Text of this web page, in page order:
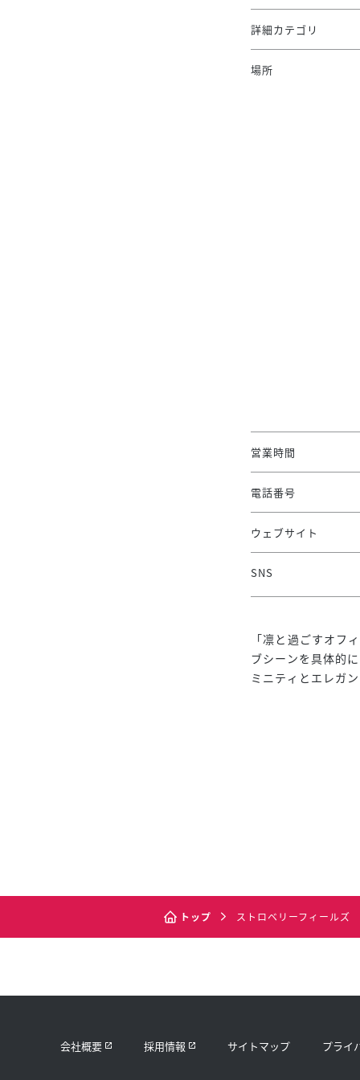
詳細カテゴリ
場所
営業時間
電話番号
ウェブサイト
SNS
「凛と過ごすオフ
ブシーンを具体的
ミニティとエレガ
トップ ストロベリーフィールズ
会社概要 採用情報 サイトマップ プライ